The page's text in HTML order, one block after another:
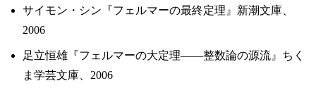
サイモン・シン『フェルマーの最終定理』新潮文庫、
2006
足立恒雄『フェルマーの大定理——整数論の源流』ちく
ま学芸文庫、2006